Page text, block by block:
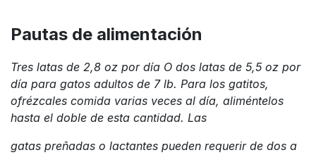
Pautas de alimentación
Tres latas de 2,8 oz por día O dos latas de 5,5 oz por
día para gatos adultos de 7 lb. Para los gatitos,
ofrézcales comida varias veces al día, aliméntelos
hasta el doble de esta cantidad. Las
gatas preñadas o lactantes pueden requerir de dos a